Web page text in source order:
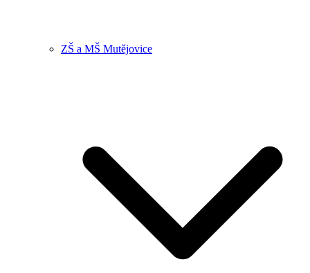
ZŠ a MŠ Mutějovice